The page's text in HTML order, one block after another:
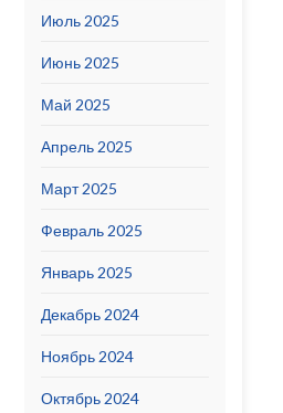
Июль 2025
Июнь 2025
Май 2025
Апрель 2025
Март 2025
Февраль 2025
Январь 2025
Декабрь 2024
Ноябрь 2024
Октябрь 2024